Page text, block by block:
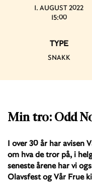
Min tro: Odd
I over 30 år har avisen
om hva de tror på, i
seneste årene har vi
Olavsfest og Vår Frue
1. AUGUST 2022
15:00
TYPE
SNAKK